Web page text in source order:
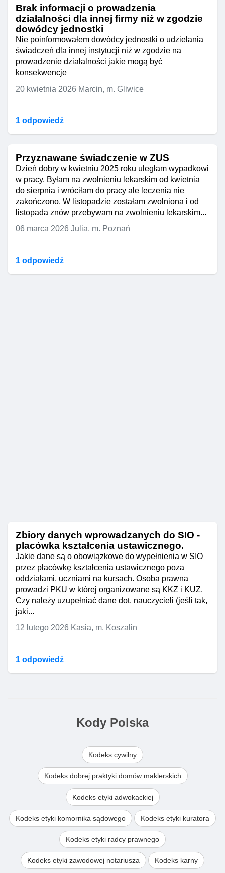
Brak informacji o prowadzenia
działalności dla innej firmy niż w zgodzie
dowódcy jednostki
Nie poinformowałem dowódcy jednostki o udzielania
świadczeń dla innej instytucji niż w zgodzie na
prowadzenie działalności jakie mogą być
konsekwencje
20 kwietnia 2026 Marcin, m. Gliwice
1 odpowiedź
Przyznawane świadczenie w ZUS
Dzień dobry w kwietniu 2025 roku uległam wypadkowi
w pracy. Byłam na zwolnieniu lekarskim od kwietnia
do sierpnia i wróciłam do pracy ale leczenia nie
zakończono. W listopadzie zostałam zwolniona i od
listopada znów przebywam na zwolnieniu lekarskim...
06 marca 2026 Julia, m. Poznań
1 odpowiedź
Zbiory danych wprowadzanych do SIO -
placówka kształcenia ustawicznego.
Jakie dane są o obowiązkowe do wypełnienia w SIO
przez placówkę kształcenia ustawicznego poza
oddziałami, uczniami na kursach. Osoba prawna
prowadzi PKU w której organizowane są KKZ i KUZ.
Czy należy uzupełniać dane dot. nauczycieli (jeśli tak,
jaki...
12 lutego 2026 Kasia, m. Koszalin
1 odpowiedź
Kody Polska
Kodeks cywilny
Kodeks dobrej praktyki domów maklerskich
Kodeks etyki adwokackiej
Kodeks etyki komornika sądowego Kodeks etyki kuratora
Kodeks etyki radcy prawnego
Kodeks etyki zawodowej notariusza Kodeks karny